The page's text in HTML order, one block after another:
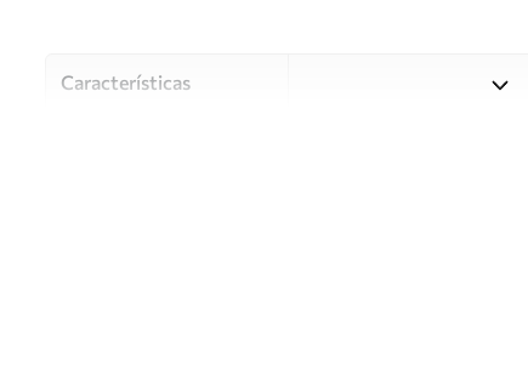
Características